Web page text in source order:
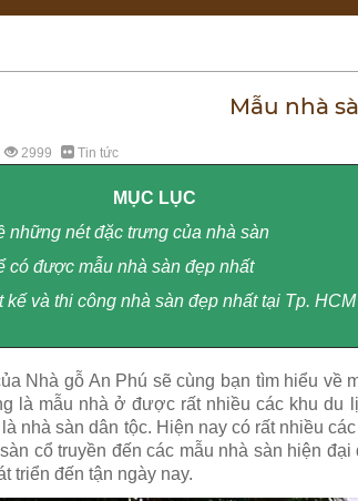
Mẫu nhà
2999 Tin tức
MỤC LỤC
những nét đặc trưng của nhà sàn
có được mẫu nhà sàn đẹp nhất
và thi công nhà sàn đẹp nhất tại Tp. HCM
Nhà gỗ An Phú sẽ cùng bạn tìm hiểu về
là mẫu nhà ở được rất nhiều các khu
là nhà sàn dân tộc. Hiện nay có rất nhiều các
cổ truyền đến các mẫu nhà sàn hiện
triển đến tận ngày nay.